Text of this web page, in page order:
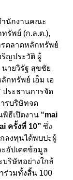
ำนักงานคณะ
รัพย์ (ก.ล.ต.),
รตลาดหลักทรัพย์
ริญประวัติ ผู้
นายวิรัฐ สุขชัย
กทรัพย์ เอ็ม เอ
ประธานการจัด
ารบริษัทจด
ธีเปิดงาน “mai
ครั้งที่ 10” ซึ่ง
ลงทุนได้พบปะผู้
อัปเดตข้อมูล
บริษัทอย่างใกล้
ร่วมทั้งสิ้น 100